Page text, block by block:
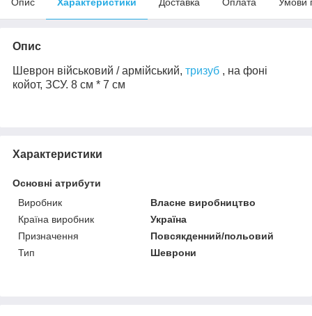
Опис
Шеврон військовий / армійський, тризуб , на фоні
койот, ЗСУ. 8 см * 7 см
Характеристики
Основні атрибути
Виробник
Власне виробництво
Країна виробник
Україна
Призначення
Повсякденний/польовий
Тип
Шеврони